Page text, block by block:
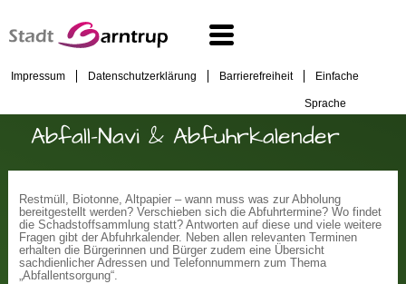
Impressum Datenschutzerklärung Barrierefreiheit Einfache
Sprache
Abfall-Navi & Abfuhrkalender
Restmüll, Biotonne, Altpapier – wann muss was zur Abholung
bereitgestellt werden? Verschieben sich die Abfuhrtermine? Wo findet
die Schadstoffsammlung statt? Antworten auf diese und viele weitere
Fragen gibt der Abfuhrkalender. Neben allen relevanten Terminen
erhalten die Bürgerinnen und Bürger zudem eine Übersicht
sachdienlicher Adressen und Telefonnummern zum Thema
„Abfallentsorgung“.